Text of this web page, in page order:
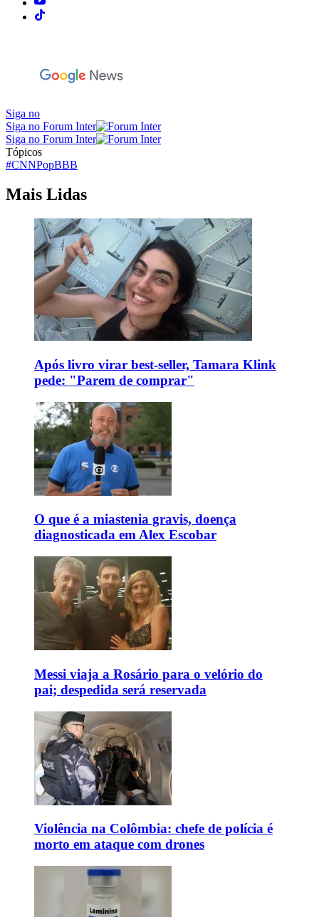
Siga no
Siga no Forum Inter
Siga no Forum Inter
Tópicos
#CNNPopBBB
Mais Lidas
Após livro virar best-seller, Tamara Klink
pede: "Parem de comprar"
O que é a miastenia gravis, doença
diagnosticada em Alex Escobar
Messi viaja a Rosário para o velório do
pai; despedida será reservada
Violência na Colômbia: chefe de polícia é
morto em ataque com drones